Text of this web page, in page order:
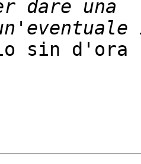
sin d'ora